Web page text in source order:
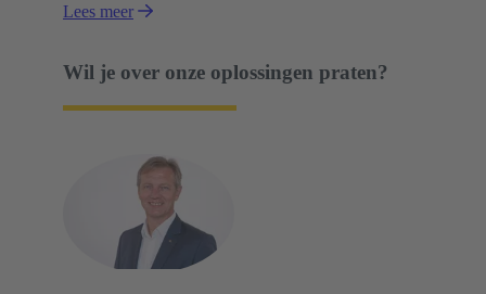
levensaders. Gegevens, signalen en stroom worden
gespecialiseerd zijn voor hun individuele taak - wat
Lees meer
Wil je over onze oplossingen praten?